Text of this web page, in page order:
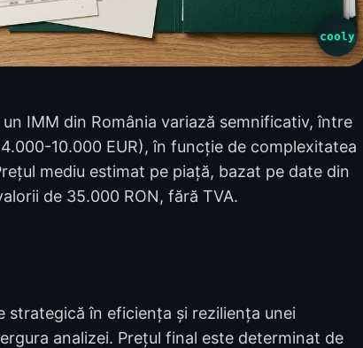
IMM din România variază semnificativ, între
10.000 EUR), în funcție de complexitatea
mediu estimat pe piață, bazat pe date din
de 35.000 RON, fără TVA.
în eficiența și reziliența unei
analizei. Prețul final este determinat de